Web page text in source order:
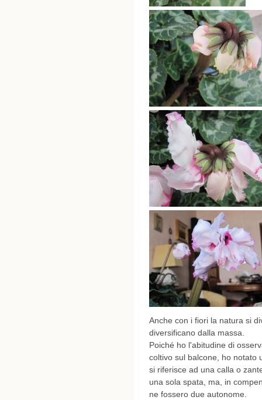
Anche con i fiori la natura si
diversificano dalla massa.
Poiché ho l'abitudine di
coltivo sul balcone, ho notato
si riferisce ad una calla o
una sola spata, ma, in
ne fossero due autonome.